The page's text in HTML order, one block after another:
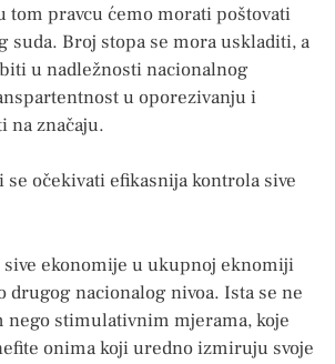
tom pravcu ćemo morati poštovati
suda. Broj stopa se mora uskladiti, a
u nadležnosti nacionalnog
u oporezivanju i
na značaju.
se očekivati efikasnija kontrola sive
sive ekonomije u ukupnoj eknomiji
drugog nacionalog nivoa. Ista se ne
nego stimulativnim mjerama, koje
onima koji uredno izmiruju svoje